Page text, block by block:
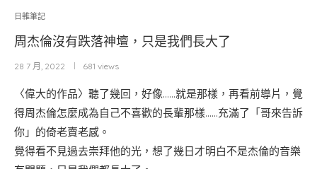
日雜筆記
周杰倫沒有跌落神壇，只是我們長大了
28 7 月, 2022 681 views
〈偉大的作品〉聽了幾回，好像……就是那樣，再看前導片，覺
得周杰倫怎麼成為自己不喜歡的長輩那樣……充滿了「哥來告訴
你」的倚老賣老感。
覺得看不見過去崇拜他的光，想了幾日才明白不是杰倫的音樂